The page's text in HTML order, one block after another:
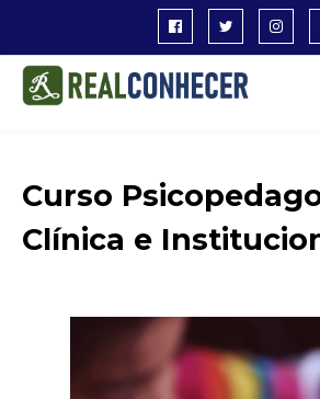
Curso
Clínica e